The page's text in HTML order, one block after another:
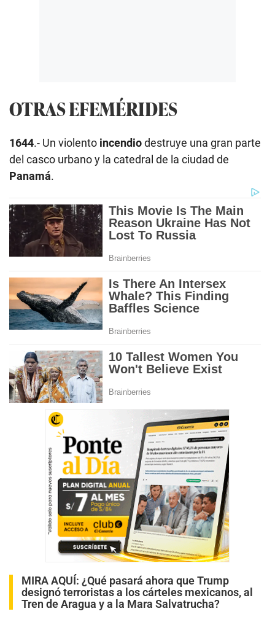
OTRAS EFEMÉRIDES
1644.- Un violento incendiodestruye una gran parte
del casco urbano y la catedral de la ciudad de
Panamá.
MIRA AQUÍ: ¿Qué pasará ahora que Trump
designó terroristas a los cárteles mexicanos, al
Tren de Aragua y a la Mara Salvatrucha?